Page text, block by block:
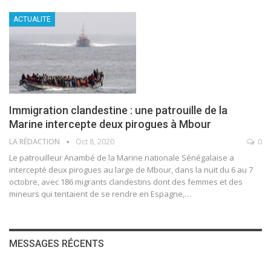
ACTUALITE
Immigration clandestine : une patrouille de la
Marine intercepte deux pirogues à Mbour
LA RÉDACTION Oct 8, 2020 0
Le patrouilleur Anambé de la Marine nationale Sénégalaise a
intercepté deux pirogues au large de Mbour, dans la nuit du 6 au 7
octobre, avec 186 migrants clandestins dont des femmes et des
mineurs qui tentaient de se rendre en Espagne,…
MESSAGES RÉCENTS